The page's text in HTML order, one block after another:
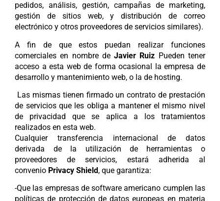
pedidos, análisis, gestión, campañas de marketing,
gestión de sitios web, y distribución de correo
electrónico y otros proveedores de servicios similares).
A fin de que estos puedan realizar funciones
comerciales en nombre deJavier Ruiz Pueden tener
acceso a esta web de forma ocasional la empresa de
desarrollo y mantenimiento web, o la de hosting.
Las mismas tienen firmado un contrato de prestación
de servicios que les obliga a mantener el mismo nivel
de privacidad que se aplica a los tratamientos
realizados en esta web.
Cualquier transferencia internacional de datos
derivada de la utilización de herramientas o
proveedores de servicios, estará adherida al
convenio Privacy Shield, que garantiza:
-Que las empresas de software americano cumplen las
políticas de protección de datos europeas en materia